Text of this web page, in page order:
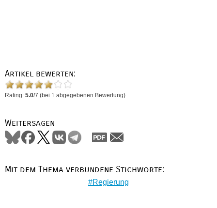
Artikel bewerten:
Rating: 5.0/7 (bei 1 abgegebenen Bewertung)
Weitersagen
Mit dem Thema verbundene Stichworte:
Regierung